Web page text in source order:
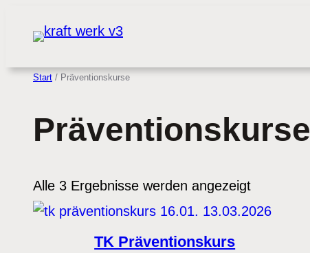
Inhalt
Start / Präventionskurse
Präventionskurse
Alle 3 Ergebnisse werden angezeigt
TK Präventionskurs